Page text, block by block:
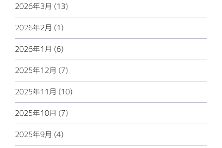
2026年3月 (13)
2026年2月 (1)
2026年1月 (6)
2025年12月 (7)
2025年11月 (10)
2025年10月 (7)
2025年9月 (4)